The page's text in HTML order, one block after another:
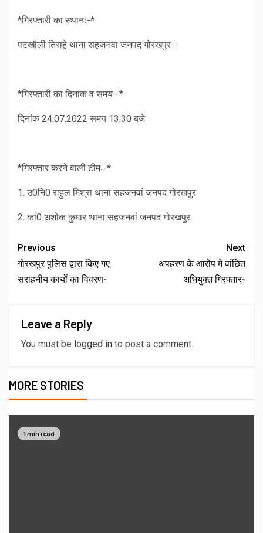
*गिरफ्तारी का स्थानः-*
पटखौली तिराहे थाना सहजनवा जनपद गोरखपुर ।
*गिरफ्तारी का दिनांक व समयः-*
दिनांक 24.07.2022 समय 13.30 बजे
*गिरफ्तार करने वाली टीमः-*
1. उ0नि0 राहुल मिश्रा थाना सहजनवां जनपद गोरखपुर
2. कां0 अशोक कुमार थाना सहजनवां जनपद गोरखपुर
Previous
गोरखपुर पुलिस द्वारा किए गए
सराहनीय कार्यों का विवरण-
Next
अपहरण के आरोप मे वांछित
अभियुक्त गिरफ्तार-
Leave a Reply
You must be logged in to post a comment.
MORE STORIES
1 min read